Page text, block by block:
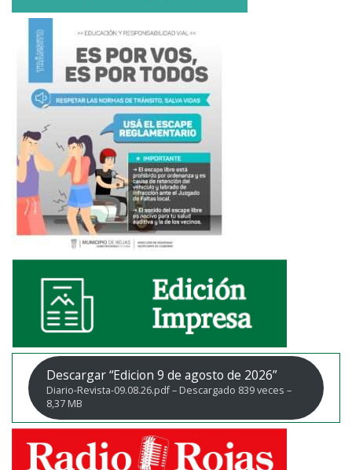
Descargar “Edicion 9 de agosto de 2026”
Diario-Revista-09.08.26.pdf – Descargado 839 veces –
8,37 MB